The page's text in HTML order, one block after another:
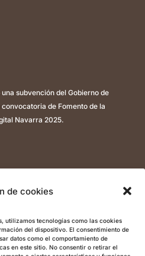
de cookies
utilizamos tecnologías como las cookies
del dispositivo. El consentimiento de
datos como el comportamiento de
en este sitio. No consentir o retirar el
subvención del Gobierno de
de Fomento de la
Navarra 2025.